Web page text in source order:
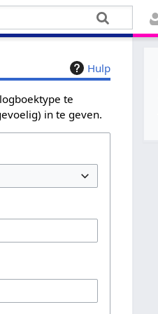
Hulp
te
in te geven.